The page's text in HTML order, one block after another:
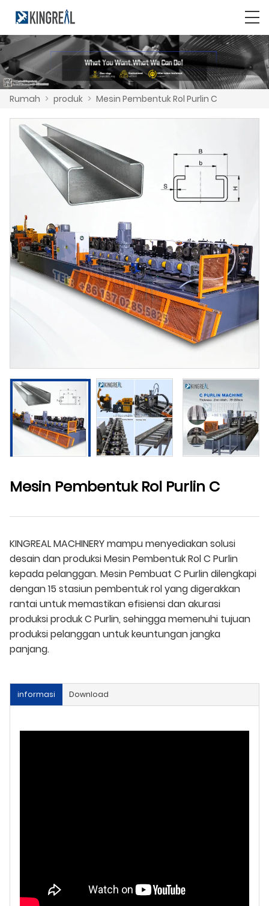
Rumah > produk > Mesin Pembentuk Rol Purlin C
Mesin Pembentuk Rol Purlin C
KINGREAL MACHINERY mampu menyediakan solusi
desain dan produksi Mesin Pembentuk Rol C Purlin
kepada pelanggan. Mesin Pembuat C Purlin dilengkapi
dengan 15 stasiun pembentuk rol yang digerakkan
rantai untuk memastikan efisiensi dan akurasi
produksi produk C Purlin, sehingga memenuhi tujuan
produksi pelanggan untuk keuntungan jangka
panjang.
informasi Download